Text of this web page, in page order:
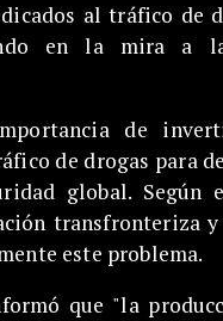
al tráfico de
en la mira a
de
de drogas para
global. Según
transfronteriza
este problema.
que "la